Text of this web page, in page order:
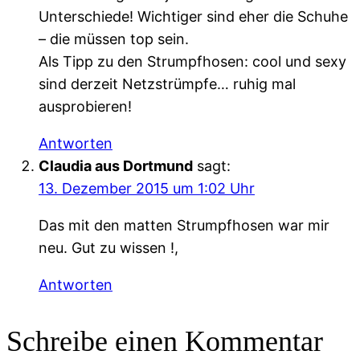
Unterschiede! Wichtiger sind eher die Schuhe
– die müssen top sein.
Als Tipp zu den Strumpfhosen: cool und sexy
sind derzeit Netzstrümpfe… ruhig mal
ausprobieren!
Antworten
Claudia aus Dortmund sagt:
13. Dezember 2015 um 1:02 Uhr
Das mit den matten Strumpfhosen war mir
neu. Gut zu wissen !,
Antworten
Schreibe einen Kommentar